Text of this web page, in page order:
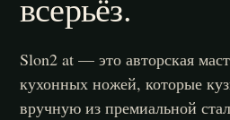
Slon2 at — это авторская
кухонных ножей, которые
вручную из премиальной